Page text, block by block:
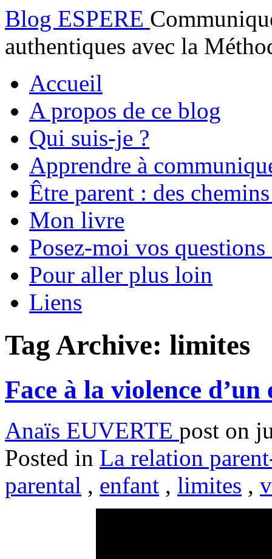
Blog ESPERE
authentiques avec la
Accueil
A propos de ce blog
Qui suis-je ?
Apprendre à
Être parent : des
Mon livre
Posez-moi vos
Pour aller plus loin
Liens
Tag Archive: limites
Face à la violence d’un
Anaïs EUVERTE post on
Posted in La relation
parental , enfant , limites ,